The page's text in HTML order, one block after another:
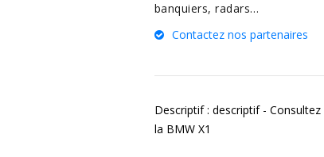
banquiers, radars…
Contactez nos partenaires
Descriptif : descriptif -
la BMW X1